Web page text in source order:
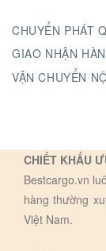
CHUYỂN PHÁT
GIAO NHẬN
VẬN CHUYỂN
CHIẾT KHẤU
Bestcargo.vn
hàng thường
Việt Nam.